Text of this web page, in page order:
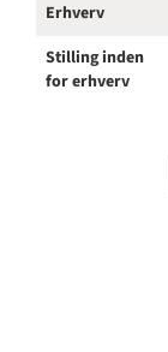
Erhverv
Stilling inden
for erhverv